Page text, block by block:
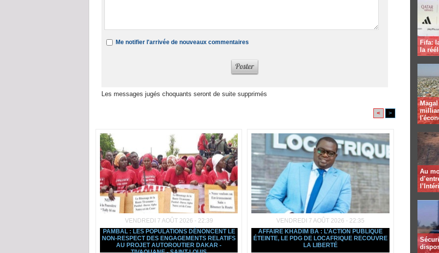
Me notifier l'arrivée de nouveaux commentaires
Les messages jugés choquants seront de suite supprimés
< >
VENDREDI 7 AOÛT 2026 - 22:39
PAMBAL : LES POPULATIONS DÉNONCENT LE
NON-RESPECT DES ENGAGEMENTS RELATIFS
AU PROJET AUTOROUTIER DAKAR -
VENDREDI 7 AOÛT 2026 - 22:35
AFFAIRE KHADIM BA : L’ACTION PUBLIQUE
ÉTEINTE, LE PDG DE LOCAFRIQUE RECOUVRE
LA LIBERTÉ
Fifa:
la
Au